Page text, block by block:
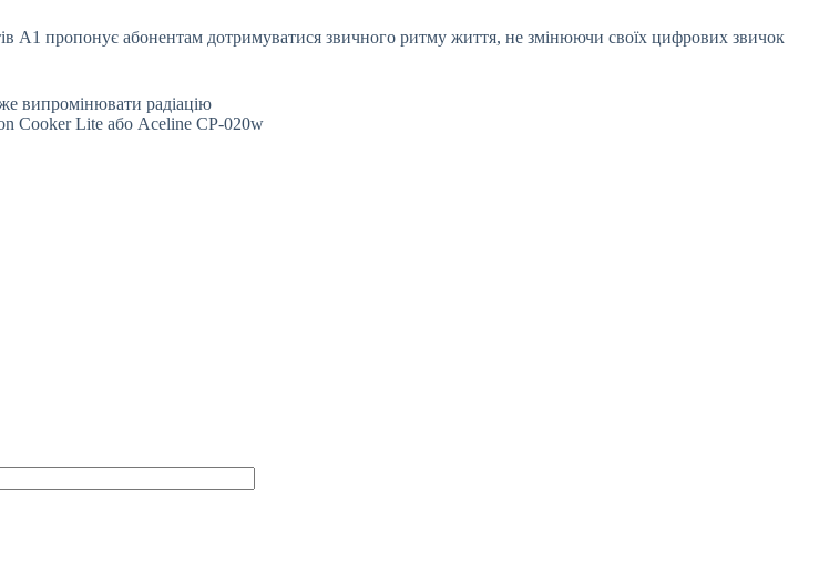
А1 пропонує абонентам дотримуватися звичного ритму життя, не змінюючи своїх цифрових звичок
випромінювати радіацію
Cooker Lite або Aceline CP-020w